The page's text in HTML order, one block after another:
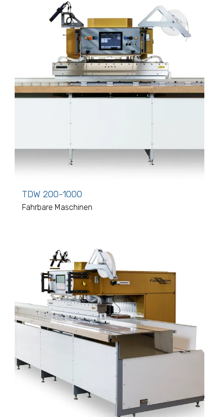
TDW 200-1000
Fahrbare Maschinen